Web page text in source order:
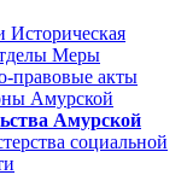
Историческая
Меры
правовые акты
Амурской
Амурской
социальной